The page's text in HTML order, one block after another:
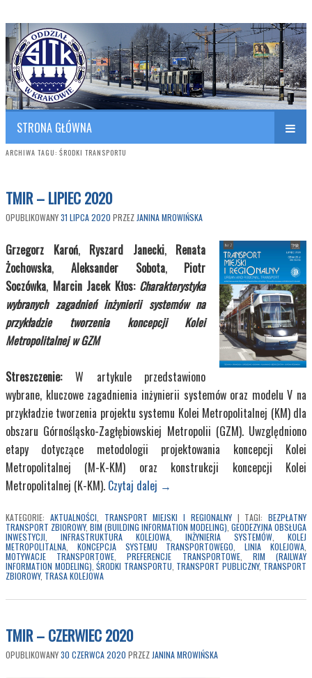
SITK RP Oddział w KRAKOWIE
Polish Association of Engineers & Technicians of Transportation
STRONA GŁÓWNA
ARCHIWA TAGU: ŚRODKI TRANSPORTU
TMIR – LIPIEC 2020
OPUBLIKOWANY31 LIPCA 2020 PRZEZ JANINA MROWIŃSKA
25,00 zł
Transport Miejski i
Regionalny
Kup Teraz
Grzegorz Karoń, Ryszard Janecki,Renata
Żochowska, Aleksander Sobota,Piotr
Soczówka, Marcin Jacek Kłos: Charakterystyka
wybranych zagadnień inżynierii systemów na
przykładzie tworzenia koncepcji Kolei
Metropolitalnej w GZM
Streszczenie: W artykule przedstawiono
wybrane, kluczowe zagadnienia inżynierii systemów oraz modelu V na
przykładzie tworzenia projektu systemu Kolei Metropolitalnej (KM) dla
obszaru Górnośląsko-Zagłębiowskiej Metropolii (GZM). Uwzględniono
etapy dotyczące metodologii projektowania koncepcji Kolei
Metropolitalnej (M-K-KM) oraz konstrukcji koncepcji Kolei
Metropolitalnej (K-KM). Czytaj dalej →
KATEGORIE: AKTUALNOŚCI TRANSPORT MIEJSKI I REGIONALNY | TAGI: BEZPŁATNY
TRANSPORT ZBIOROWY, BIM (BUILDING INFORMATION MODELING) GEODEZYJNA OBSŁUGA
INWESTYCJI
INFRASTRUKTURA KOLEJOWA INŻYNIERIA SYSTEMÓW
KOLEJ
METROPOLITALNA
KONCEPCJA SYSTEMU TRANSPORTOWEGO ,LINIA KOLEJOWA
MOTYWACJE TRANSPORTOWE ,PREFERENCJE TRANSPORTOWE, RIM (RAILWAY
INFORMATION MODELING) ŚRODKI TRANSPORTU TRANSPORT PUBLICZNY, TRANSPORT
ZBIOROWY, TRASA KOLEJOWA
TMIR – CZERWIEC 2020
OPUBLIKOWANY30 CZERWCA 2020 PRZEZJANINA MROWIŃSKA